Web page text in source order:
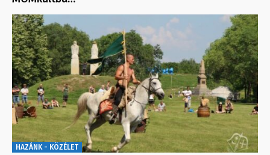
HAZÁNK - KÖZÉLET